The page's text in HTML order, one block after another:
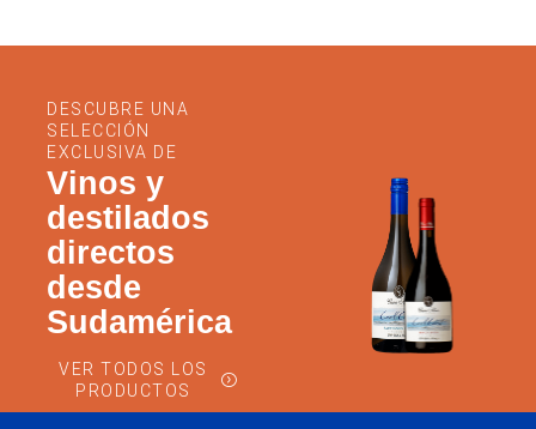
DESCUBRE UNA
SELECCIÓN
EXCLUSIVA DE
Vinos y
destilados
directos
desde
Sudamérica
VER TODOS LOS
PRODUCTOS